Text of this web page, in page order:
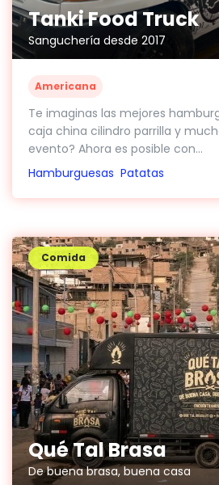
Tanki Food Truck
Sanguchería desde 2017
Americana
Te imaginas las mejores
caja china cilindro parrilla y
evento? Ahora es posible con...
Hamburguesas Patatas
Qué Tal Brasa
De buena brasa, buena casa
Comida